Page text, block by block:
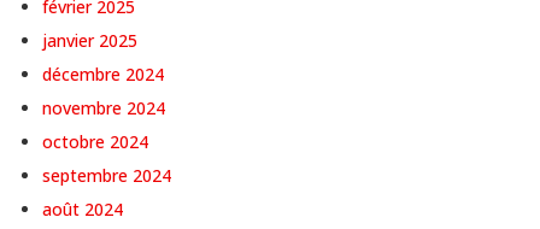
février 2025
janvier 2025
décembre 2024
novembre 2024
octobre 2024
septembre 2024
août 2024